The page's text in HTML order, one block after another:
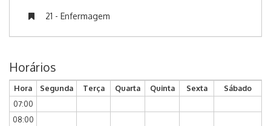
21 - Enfermagem
Horários
Hora Segunda Terça Quarta Quinta Sexta
Sábado
07:00
08:00